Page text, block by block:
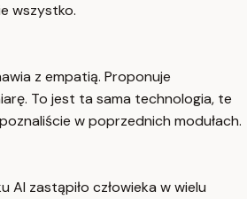
wszystko.
z empatią. Proponuje
To jest ta sama technologia, te
w poprzednich modułach.
AI zastąpiło człowieka w wielu